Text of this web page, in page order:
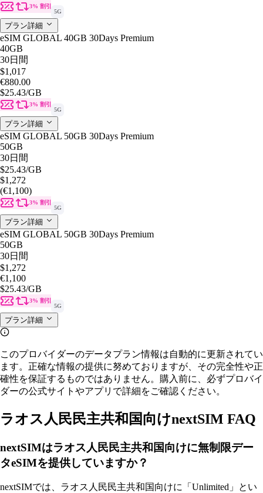
3% 割引
5G
プラン詳細
eSIM GLOBAL 40GB 30Days Premium
40GB
30日間
$1,017
€880.00
$25.43/GB
3% 割引
5G
プラン詳細
eSIM GLOBAL 50GB 30Days Premium
50GB
30日間
$25.43/GB
$1,272
(€1,100)
3% 割引
5G
プラン詳細
eSIM GLOBAL 50GB 30Days Premium
50GB
30日間
$1,272
€1,100
$25.43/GB
3% 割引
5G
プラン詳細
このプロバイダーのデータプラン情報は自動的に更新されてい
ます。正確な情報の提供に努めておりますが、その完全性や正
確性を保証するものではありません。購入前に、必ずプロバイ
ダーの公式サイトやアプリで詳細をご確認ください。
ラオス人民民主共和国向けnextSIM FAQ
nextSIMはラオス人民民主共和国向けに無制限デー
タeSIMを提供していますか？
nextSIMでは、ラオス人民民主共和国向けに「Unlimited」とい